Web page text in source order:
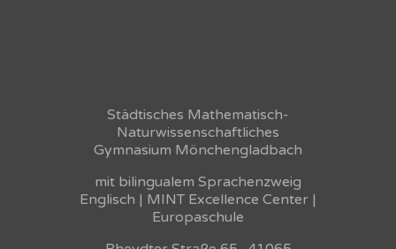
Städtisches Mathematisch-
Naturwissenschaftliches
Gymnasium Mönchengladbach
mit bilingualem Sprachenzweig
Englisch | MINT Excellence Center |
Europaschule